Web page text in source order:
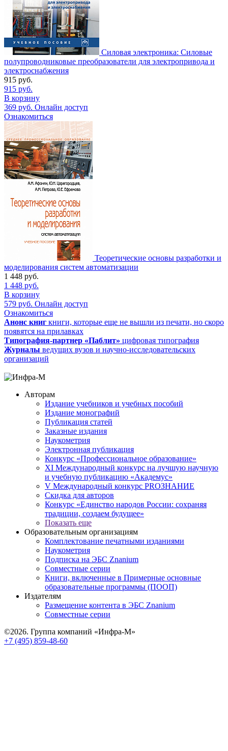
Силовая электроника: Силовые
полупроводниковые преобразователи для электропривода и
электроснабжения
915 руб.
915 руб.
В корзину
369 руб. Онлайн доступ
Ознакомиться
Теоретические основы разработки и
моделирования систем автоматизации
1 448 руб.
1 448 руб.
В корзину
579 руб. Онлайн доступ
Ознакомиться
Анонс книг книги, которые еще не вышли из печати, но скоро
появятся на прилавках
Типография-партнер «Паблит» цифровая типография
Журналы ведущих вузов и научно-исследовательских
организаций
Авторам
Издание учебников и учебных пособий
Издание монографий
Публикация статей
Заказные издания
Наукометрия
Электронная публикация
Конкурс «Профессиональное образование»
XI Международный конкурс на лучшую научную
и учебную публикацию «Академус»
V Международный конкурс PROЗНАНИЕ
Скидка для авторов
Конкурс «Единство народов России: сохраняя
традиции, создаем будущее»
Показать еще
Образовательным организациям
Комплектование печатными изданиями
Наукометрия
Подписка на ЭБС Znanium
Совместные серии
Книги, включенные в Примерные основные
образовательные программы (ПООП)
Издателям
Размещение контента в ЭБС Znanium
Совместные серии
©2026. Группа компаний «Инфра-М»
+7 (495) 859-48-60